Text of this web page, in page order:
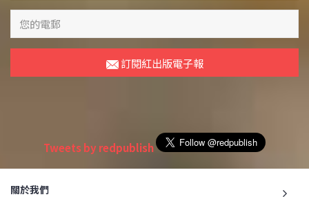
訂閱紅出版電子報
Tweets by redpublish
關於我們